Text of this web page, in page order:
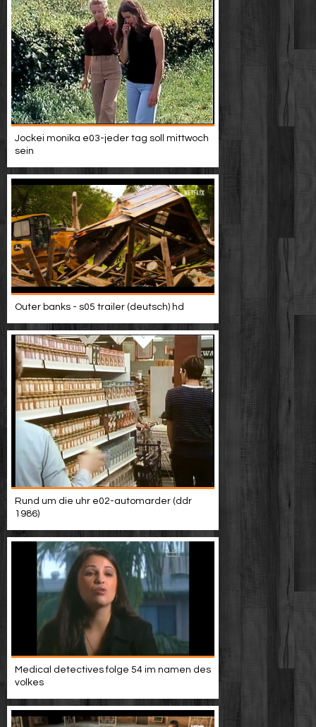
Jockei monika e03-jeder tag soll mittwoch
sein
Outer banks - s05 trailer (deutsch) hd
Rund um die uhr e02-automarder (ddr
1986)
Medical detectives folge 54 im namen des
volkes